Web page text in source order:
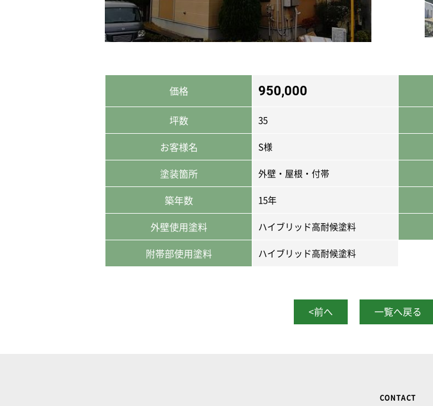
価格 950,000
坪数 35
お客様名 S様
塗装箇所 外壁・屋根・付帯
築年数
15年
外壁使用塗料 ハイブリッド高耐候塗料
附帯部使用塗料 ハイブリッド高耐候塗料
<前へ 一覧へ戻る
CONTACT